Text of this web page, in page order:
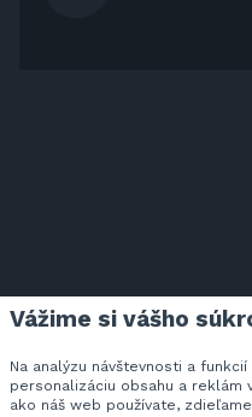
Vážime si vášho
Na analýzu návštevnosti a
personalizáciu obsahu a reklám
ako náš web používate,